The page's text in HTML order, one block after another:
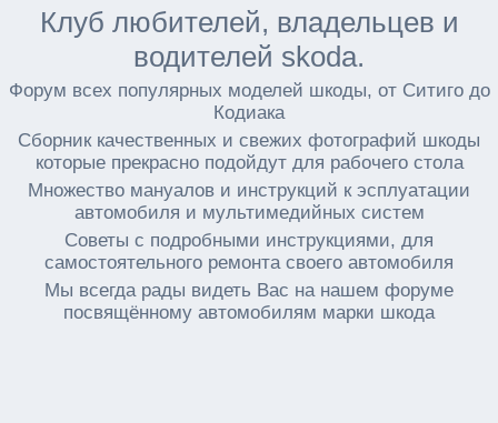
Клуб любителей, владельцев и
водителей skoda.
Форум всех популярных моделей шкоды, от Ситиго до
Кодиака
Сборник качественных и свежих фотографий шкоды
которые прекрасно подойдут для рабочего стола
Множество мануалов и инструкций к эсплуатации
автомобиля и мультимедийных систем
Советы с подробными инструкциями, для
самостоятельного ремонта своего автомобиля
Мы всегда рады видеть Вас на нашем форуме
посвящённому автомобилям марки шкода